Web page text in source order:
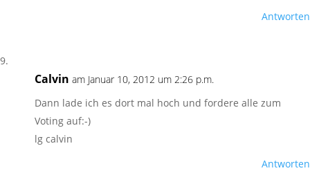
Antworten
Calvin am Januar 10, 2012 um 2:26 p.m.
Dann lade ich es dort mal hoch und fordere alle zum
Voting auf:-)
lg calvin
Antworten